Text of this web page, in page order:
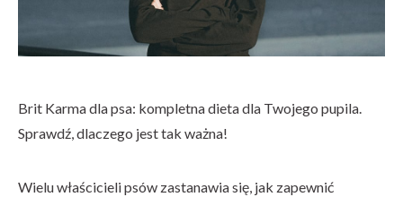
Brit Karma dla psa: kompletna dieta dla Twojego pupila.
Sprawdź, dlaczego jest tak ważna!
Wielu właścicieli psów zastanawia się, jak zapewnić